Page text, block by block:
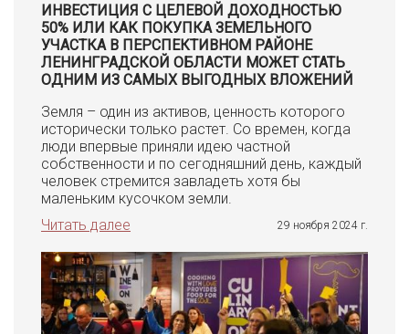
ИНВЕСТИЦИЯ С ЦЕЛЕВОЙ ДОХОДНОСТЬЮ
50% ИЛИ КАК ПОКУПКА ЗЕМЕЛЬНОГО
УЧАСТКА В ПЕРСПЕКТИВНОМ РАЙОНЕ
ЛЕНИНГРАДСКОЙ ОБЛАСТИ МОЖЕТ СТАТЬ
ОДНИМ ИЗ САМЫХ ВЫГОДНЫХ ВЛОЖЕНИЙ
Земля – один из активов, ценность которого
исторически только растет. Со времен, когда
люди впервые приняли идею частной
собственности и по сегодняшний день, каждый
человек стремится завладеть хотя бы
маленьким кусочком земли.
Читать далее
29 ноября 2024 г.